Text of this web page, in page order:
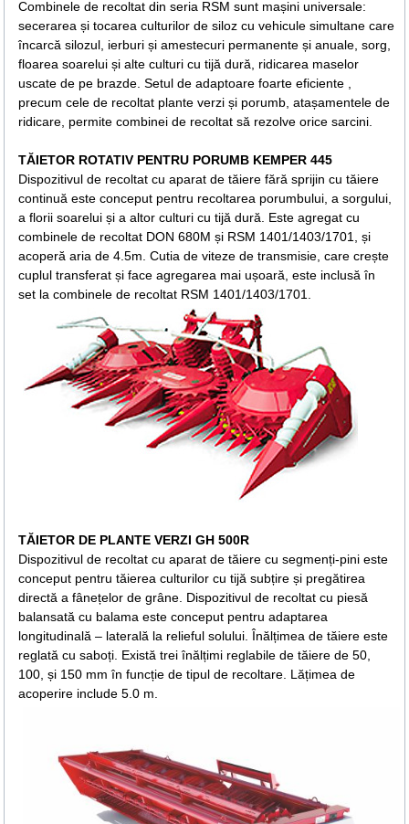
Combinele de recoltat din seria RSM sunt mașini universale:
secerarea și tocarea culturilor de siloz cu vehicule simultane care
încarcă silozul, ierburi și amestecuri permanente și anuale, sorg,
floarea soarelui și alte culturi cu tijă dură, ridicarea maselor
uscate de pe brazde. Setul de adaptoare foarte eficiente ,
precum cele de recoltat plante verzi și porumb, atașamentele de
ridicare, permite combinei de recoltat să rezolve orice sarcini.
TĂIETOR ROTATIV PENTRU PORUMB KEMPER 445
Dispozitivul de recoltat cu aparat de tăiere fără sprijin cu tăiere
continuă este conceput pentru recoltarea porumbului, a sorgului,
a florii soarelui și a altor culturi cu tijă dură. Este agregat cu
combinele de recoltat DON 680М și RSM 1401/1403/1701, și
acoperă aria de 4.5m. Cutia de viteze de transmisie, care crește
cuplul transferat și face agregarea mai ușoară, este inclusă în
set la combinele de recoltat RSM 1401/1403/1701.
TĂIETOR DE PLANTE VERZI GH 500R
Dispozitivul de recoltat cu aparat de tăiere cu segmenți-pini este
conceput pentru tăierea culturilor cu tijă subțire și pregătirea
directă a fânețelor de grâne. Dispozitivul de recoltat cu piesă
balansată cu balama este conceput pentru adaptarea
longitudinală – laterală la relieful solului. Înălțimea de tăiere este
reglată cu saboți. Există trei înălțimi reglabile de tăiere de 50,
100, și 150 mm în funcție de tipul de recoltare. Lățimea de
acoperire include 5.0 m.